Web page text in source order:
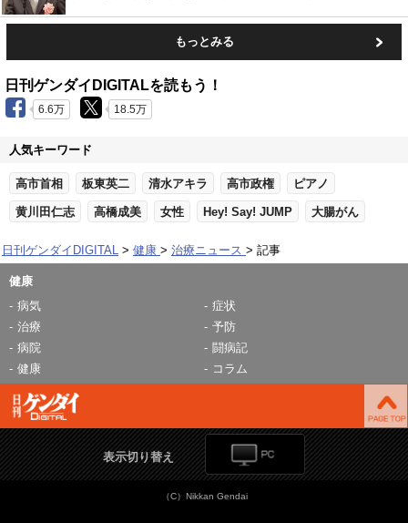
もっとみる
日刊ゲンダイDIGITALを読もう！
6.6万 18.5万
人気キーワード
高市首相 板東英二 清水アキラ 高市政権 ピアノ
黄川田仁志 高橋成美 女性 Hey! Say! JUMP 大腸がん
日刊ゲンダイDIGITAL 健康 治療ニュース 記事
健康
病気
症状
治療
予防
病院
闘病記
健康
コラム
表示切り替え
（C）Nikkan Gendai